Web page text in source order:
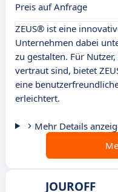
Preis auf Anfrage
ZEUS® ist eine
Unternehmen dabei
zu gestalten. Für
vertraut sind, bietet
eine
erleichtert.
Mehr Details
JOUROFF